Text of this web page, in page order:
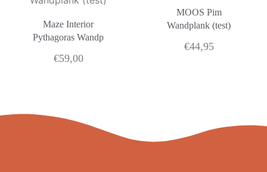
Maze Interior
Pythagoras Wandp
€59,00
MOOS Pim
Wandplank (test)
€44,95